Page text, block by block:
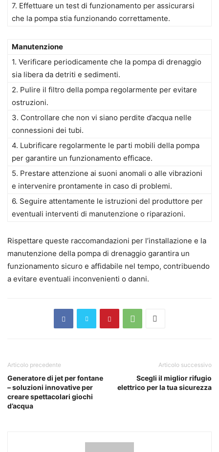
7. Effettuare un test di funzionamento per assicurarsi
che la pompa stia funzionando correttamente.
Manutenzione
1. Verificare periodicamente che la pompa di drenaggio
sia libera da detriti e sedimenti.
2. Pulire il filtro della pompa regolarmente per evitare
ostruzioni.
3. Controllare che non vi siano perdite d’acqua nelle
connessioni dei tubi.
4. Lubrificare regolarmente le parti mobili della pompa
per garantire un funzionamento efficace.
5. Prestare attenzione ai suoni anomali o alle vibrazioni
e intervenire prontamente in caso di problemi.
6. Seguire attentamente le istruzioni del produttore per
eventuali interventi di manutenzione o riparazioni.
Rispettare queste raccomandazioni per l’installazione e la
manutenzione della pompa di drenaggio garantira un
funzionamento sicuro e affidabile nel tempo, contribuendo
a evitare eventuali inconvenienti o danni.
Articolo precedente
Generatore di jet per fontane
– soluzioni innovative per
creare spettacolari giochi
d’acqua
Articolo successivo
Scegli il miglior rifugio
elettrico per la tua sicurezza